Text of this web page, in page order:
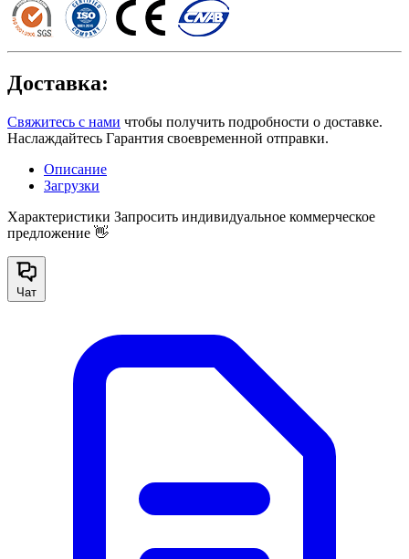
Доставка:
Свяжитесь с нами чтобы получить подробности о доставке.
Наслаждайтесь Гарантия своевременной отправки.
Описание
Загрузки
Характеристики Запросить индивидуальное коммерческое
предложение 👋
Чат